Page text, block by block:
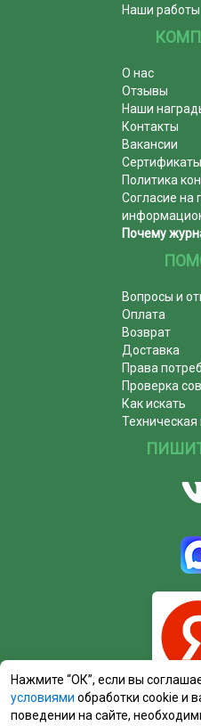
Наши работы
О нас
Отзывы
Наши
Контакты
Вакансии
Политика
Согласие на
Почему
Вопросы и
Оплата
Возврат
Доставка
Права
Проверка
Как искать
Нажмите “ОК”, если вы
условиями обработки cookie и
поведении на сайте,